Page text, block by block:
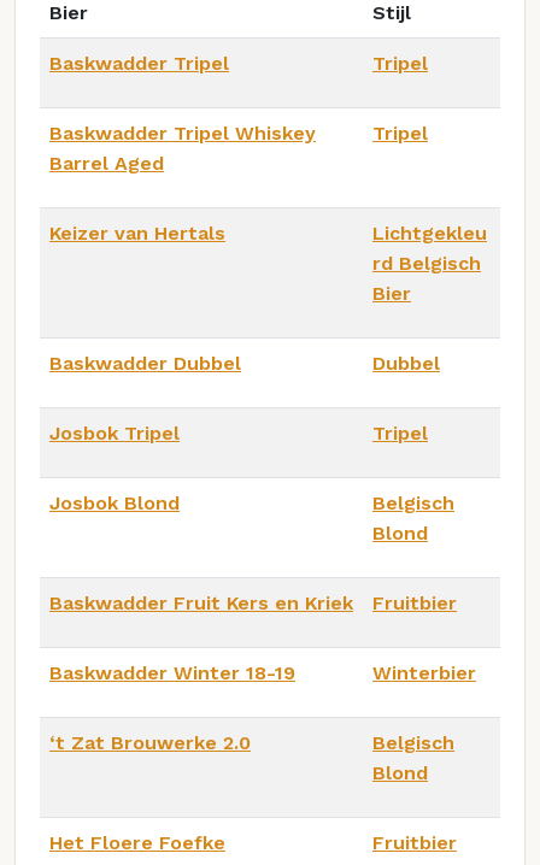
Bier Stijl
Baskwadder Tripel Tripel
Baskwadder Tripel Whiskey
Barrel Aged
Tripel
Keizer van Hertals
Lichtgekleu
rd Belgisch
Bier
Baskwadder Dubbel Dubbel
Josbok Tripel Tripel
Josbok Blond
Belgisch
Blond
Baskwadder Fruit Kers en Kriek Fruitbier
Baskwadder Winter 18-19 Winterbier
‘t Zat Brouwerke 2.0
Belgisch
Blond
Het Floere Foefke Fruitbier